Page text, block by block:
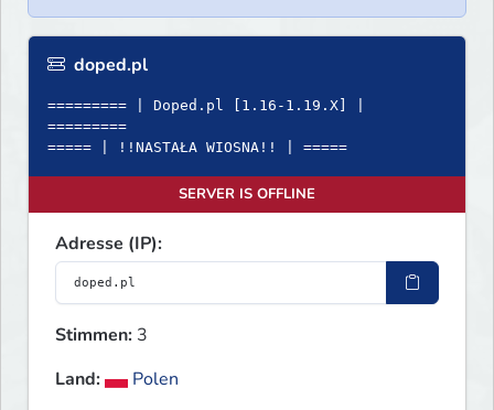
doped.pl
========= | Doped.pl [1.16-1.19.X] |
=========
===== | !!NASTAŁA WIOSNA!! | =====
SERVER IS OFFLINE
Adresse (IP):
Stimmen: 3
Land:
Polen